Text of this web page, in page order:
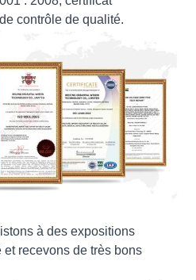
contrôle de qualité.
à des expositions
recevons de très bons